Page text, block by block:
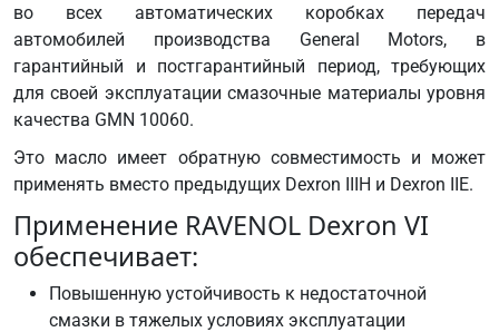
во всех автоматических коробках передач
автомобилей производства General Motors, в
гарантийный и постгарантийный период, требующих
для своей эксплуатации смазочные материалы уровня
качества GMN 10060.
Это масло имеет обратную совместимость и может
применять вместо предыдущих Dexron IIIH и Dexron IIE.
Применение RAVENOL Dexron VI
обеспечивает:
Повышенную устойчивость к недостаточной
смазки в тяжелых условиях эксплуатации